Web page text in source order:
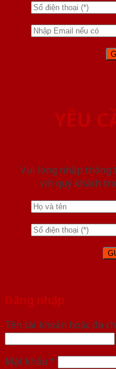
YÊU
Vui lòng nhập thông
với quý khách
Đăng nhập
Tên tài khoản hoặc địa
Mật khẩu *